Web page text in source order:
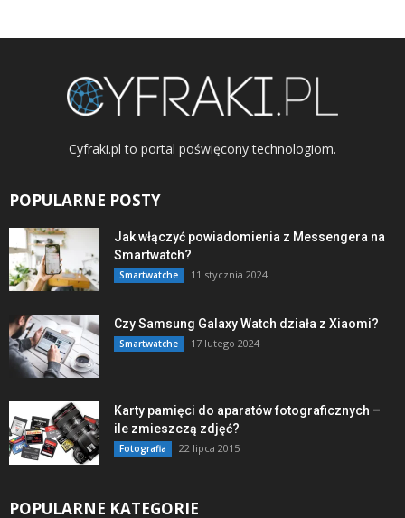
Cyfraki.pl to portal poświęcony technologiom.
POPULARNE POSTY
Jak włączyć powiadomienia z Messengera na
Smartwatch?
Smartwatche 11 stycznia 2024
Czy Samsung Galaxy Watch działa z Xiaomi?
Smartwatche 17 lutego 2024
Karty pamięci do aparatów fotograficznych –
ile zmieszczą zdjęć?
Fotografia 22 lipca 2015
POPULARNE KATEGORIE